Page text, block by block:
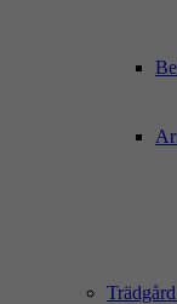
Trädgård